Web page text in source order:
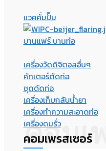
แวคคั่มปั๊ม
บานแฟร์ บานท่อ
เครื่องวัดดิจิตอลอื่นๆ
คัทเตอร์ตัดท่อ
ชุดดัดท่อ
เครื่องเก็บกลับน้ำยา
เครื่องทำความสะอาดท่อ
เครื่องดมรั่ว
คอมเ
คอมเพรสเซอร์